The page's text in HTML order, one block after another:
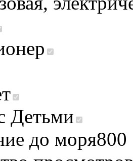
Детьми
до моря800